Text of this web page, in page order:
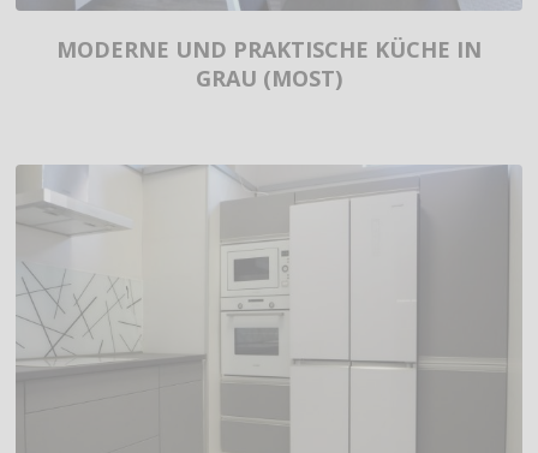
MODERNE UND PRAKTISCHE KÜCHE IN
GRAU (MOST)